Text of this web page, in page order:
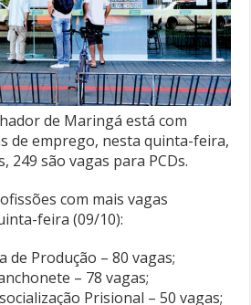
de Maringá está com
de emprego, nesta quinta-feira,
249 são vagas para PCDs.
com mais vagas
feira (09/10):
de Produção – 80 vagas;
– 78 vagas;
Prisional – 50 vagas;